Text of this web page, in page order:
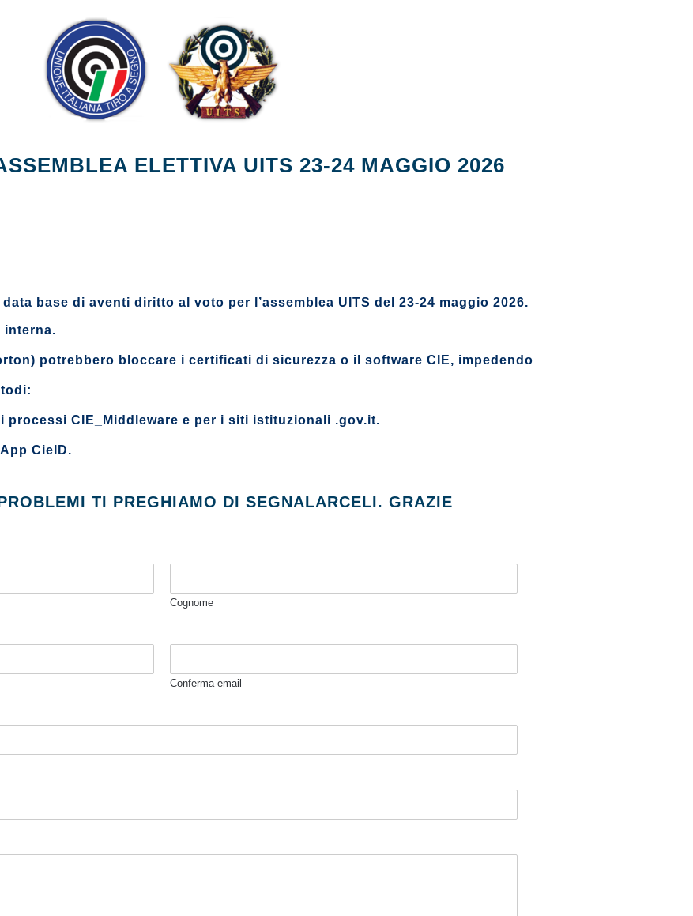
ELETTIVA UITS 23-24 MAGGIO 2026
base di aventi diritto al voto per l’assemblea UITS del 23-24 maggio 2026.
interna.
potrebbero bloccare i certificati di sicurezza o il software CIE, impedendo
processi CIE_Middleware e per i siti istituzionali .gov.it.
CieID.
TI PREGHIAMO DI SEGNALARCELI. GRAZIE
Cognome
Conferma email